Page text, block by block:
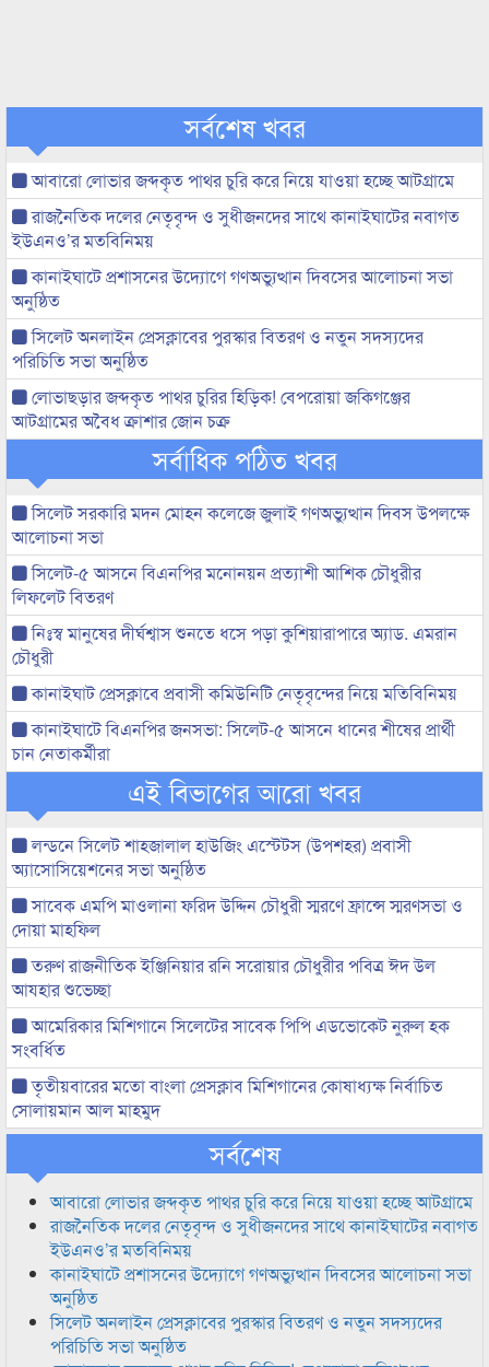
সর্বশেষ খবর
আবারো লোভার জব্দকৃত পাথর চুরি করে নিয়ে যাওয়া হচ্ছে আটগ্রামে
রাজনৈতিক দলের নেতৃবৃন্দ ও সুধীজনদের সাথে কানাইঘাটের নবাগত
ইউএনও’র মতবিনিময়
কানাইঘাটে প্রশাসনের উদ্যোগে গণঅভ্যুত্থান দিবসের আলোচনা সভা
অনুষ্ঠিত
সিলেট অনলাইন প্রেসক্লাবের পুরস্কার বিতরণ ও নতুন সদস্যদের
পরিচিতি সভা অনুষ্ঠিত
লোভাছড়ার জব্দকৃত পাথর চুরির হিড়িক! বেপরোয়া জকিগঞ্জের
আটগ্রামের অবৈধ ক্রাশার জোন চক্র
সর্বাধিক পঠিত খবর
সিলেট সরকারি মদন মোহন কলেজে জুলাই গণঅভ্যুত্থান দিবস উপলক্ষে
আলোচনা সভা
সিলেট-৫ আসনে বিএনপির মনোনয়ন প্রত্যাশী আশিক চৌধুরীর
লিফলেট বিতরণ
নিঃস্ব মানুষের দীর্ঘশ্বাস শুনতে ধসে পড়া কুশিয়ারাপারে অ্যাড. এমরান
চৌধুরী
কানাইঘাট প্রেসক্লাবে প্রবাসী কমিউনিটি নেতৃবৃন্দের নিয়ে মতিবিনিময়
কানাইঘাটে বিএনপির জনসভা: সিলেট-৫ আসনে ধানের শীষের প্রার্থী
চান নেতাকর্মীরা
এই বিভাগের আরো খবর
লন্ডনে সিলেট শাহজালাল হাউজিং এস্টেটস (উপশহর) প্রবাসী
অ্যাসোসিয়েশনের সভা অনুষ্ঠিত
সাবেক এমপি মাওলানা ফরিদ উদ্দিন চৌধুরী স্মরণে ফ্রান্সে স্মরণসভা ও
দোয়া মাহফিল
তরুণ রাজনীতিক ইঞ্জিনিয়ার রনি সরোয়ার চৌধুরীর পবিত্র ঈদ উল
আযহার শুভেচ্ছা
আমেরিকার মিশিগানে সিলেটের সাবেক পিপি এডভোকেট নুরুল হক
সংবর্ধিত
তৃতীয়বারের মতো বাংলা প্রেসক্লাব মিশিগানের কোষাধ্যক্ষ নির্বাচিত
সোলায়মান আল মাহমুদ
সর্বশেষ
আবারো লোভার জব্দকৃত পাথর চুরি করে নিয়ে যাওয়া হচ্ছে আটগ্রামে
রাজনৈতিক দলের নেতৃবৃন্দ ও সুধীজনদের সাথে কানাইঘাটের নবাগত
ইউএনও’র মতবিনিময়
কানাইঘাটে প্রশাসনের উদ্যোগে গণঅভ্যুত্থান দিবসের আলোচনা সভা
অনুষ্ঠিত
সিলেট অনলাইন প্রেসক্লাবের পুরস্কার বিতরণ ও নতুন সদস্যদের
পরিচিতি সভা অনুষ্ঠিত